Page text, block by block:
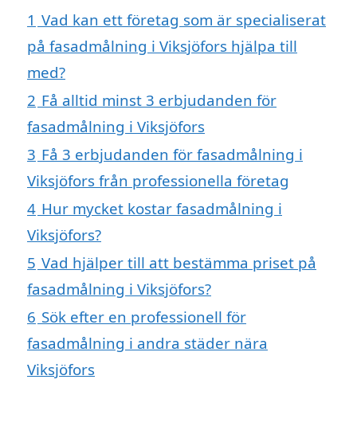
1 Vad kan ett företag som är specialiserat
på fasadmålning i Viksjöfors hjälpa till
med?
2 Få alltid minst 3 erbjudanden för
fasadmålning i Viksjöfors
3 Få 3 erbjudanden för fasadmålning i
Viksjöfors från professionella företag
4 Hur mycket kostar fasadmålning i
Viksjöfors?
5 Vad hjälper till att bestämma priset på
fasadmålning i Viksjöfors?
6 Sök efter en professionell för
fasadmålning i andra städer nära
Viksjöfors